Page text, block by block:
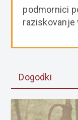
podmornici
raziskovanje
Dogodki